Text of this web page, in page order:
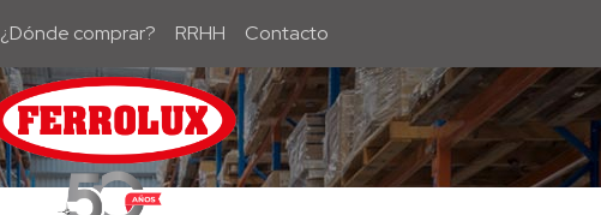
¿Dónde comprar? RRHH Contacto